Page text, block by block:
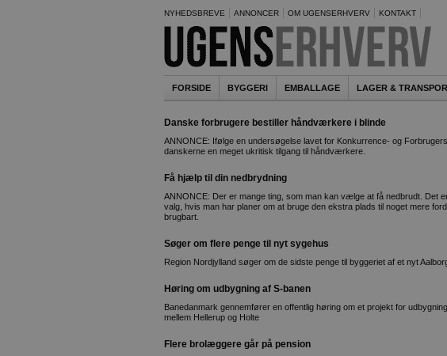
NYHEDSBREVE ANNONCER OM UGENSERHVERV KONTAKT
FORSIDE BYGGERI EMBALLAGE LAGER &
Danske forbrugere bestiller håndværkere i blinde
ANNONCE: Ifølge en undersøgelse lavet for Konkurrence- og
danskerne en meget ukritisk tilgang til håndværkere.
Få hjælp til din nedbrydning
ANNONCE: Der er mange ting, som man kan vælge at få nedbrudt. Det
valg, hvis man har planer om at bruge den ekstra plads til noget mere
brugbart.
Søger om flere penge til nyt sygehus
Region Nordjylland søger om de sidste penge til byggeriet af et nyt
Høring om udbygning af S-banen
Banedanmark gennemfører en offentlig høring om et projekt for
mellem Hellerup og Holte
Flere brolæggere går på pension